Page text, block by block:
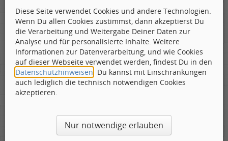
Nach allen angegebenen Begriffen suchen.
Mindestens ein Begriff muss vorhanden sein.
Suche nach Benutzer:
Hier kannst Du (optional) nach einem Benutzer suchen, der den
Beitrag verfasst hat. Du kannst den * als Jokerzeichen benutzen, um
ähnliche Nutzernamen zu finden.
Die Visuelle Bestätigung hilft dabei automatische Spambots
und Scripte von den Diensten dieses Forums abzuhalten.
Derartige Scripte sind normalerweise nicht in der Lage den
Diese Seite verwendet Cookies und andere Technologien.
Wenn Du allen Cookies zustimmst, dann akzeptierst Du
die Verarbeitung und Weitergabe Deiner Daten zur
Analyse und für personalisierte Inhalte. Weitere
Informationen zur Datenverarbeitung, und wie Cookies
auf dieser Webseite verwendet werden, findest Du in den
Datenschutzhinweisen . Du kannst mit Einschränkungen
auch lediglich die technisch notwendigen Cookies
akzeptieren.
Nur notwendige erlauben